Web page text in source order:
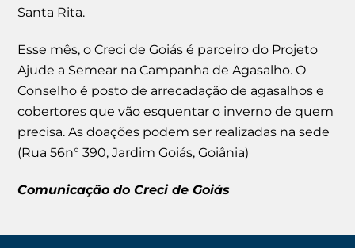
Santa Rita. ⠀
Esse mês, o Creci de Goiás é parceiro do Projeto
Ajude a Semear na Campanha de Agasalho. O
Conselho é posto de arrecadação de agasalhos e
cobertores que vão esquentar o inverno de quem
precisa. As doações podem ser realizadas na sede
(Rua 56n° 390, Jardim Goiás, Goiânia)
Comunicação do Creci de Goiás